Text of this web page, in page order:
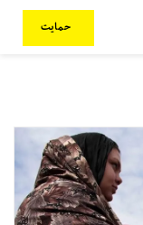
حمایت